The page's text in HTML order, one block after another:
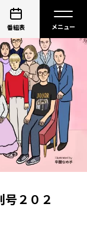
番組表
号２０２